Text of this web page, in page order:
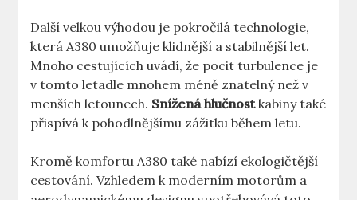
Další velkou výhodou je pokročilá technologie,
která‍ A380 umožňuje klidnější ⁣a stabilnější let.
Mnoho ‌cestujících uvádí, že ⁤pocit turbulence je
v tomto⁢ letadle mnohem méně znatelný než v
menších letounech. Snížená ‍hlučnostkabiny také
přispívá⁤ k⁣ pohodlnějšímu zážitku během letu.
Kromě komfortu ⁤A380 také nabízí ekologičtější
cestování. Vzhledem k ‌moderním motorům a